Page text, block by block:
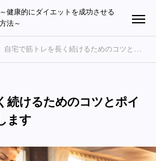
～健康的にダイエットを成功させる
方法～
自宅で筋トレを長く続けるためのコツとポイントを詳しく解説します
続けるためのコツとポイ
ます